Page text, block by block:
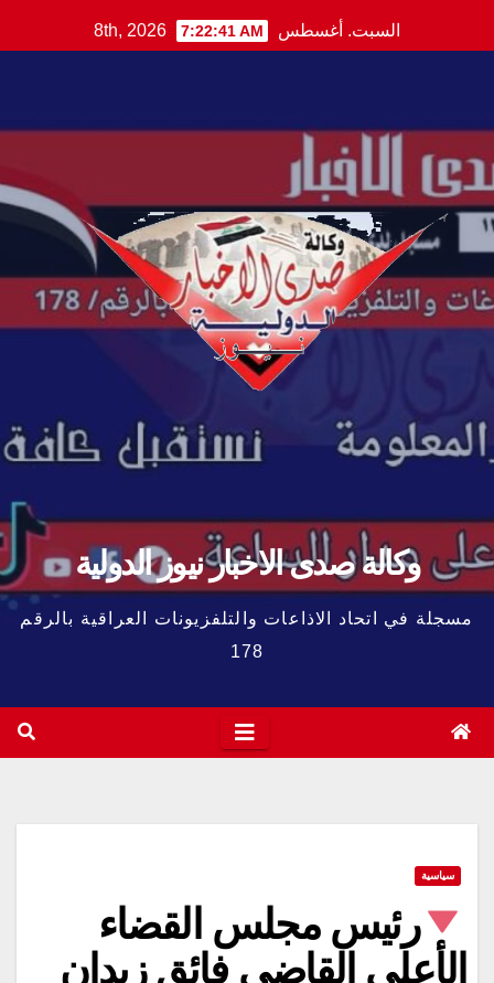
to
السبت. أغسطس 8th, 2026 7:22:41 AM
وكالة صدى الاخبار نيوز الدولية
مسجلة في اتحاد الاذاعات والتلفزيونات العراقية بالرقم
178
سياسية
رئيس مجلس القضاء
الأعلى القاضي فائق زيدان